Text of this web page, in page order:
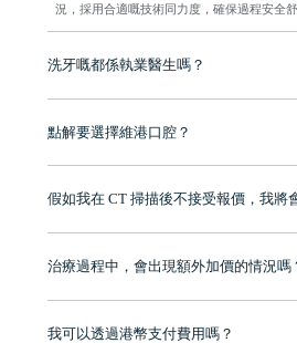
況，採用合適嘅技術同力度，確保過程安全
洗牙嘅都係執業醫生嗎？
況制定合適嘅清潔方案，確保整個洗牙過程
點解要選擇維港口腔？
維港口腔踐行「醫道濟世」的大學校訓，各
牌」、「2025香港企業領袖品牌」，是諾貝
至今已服務超過三十個國家和地區的顧客，
市市民極高的口碑評價及信任推薦 珠海、深
有咨詢及服務保障中心，有任何問題都可以
假如我在 CT 掃描後不接受報價，我將
治療過程中，會出現額外加價的情況嗎
我可以透過港幣支付費用嗎？